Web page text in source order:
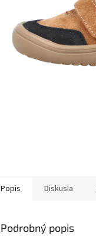
Popis Diskusia
Podrobný popis